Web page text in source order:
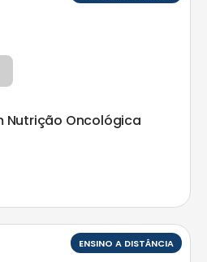
Nutrição Oncológica
ENSINO A DISTÂNCIA